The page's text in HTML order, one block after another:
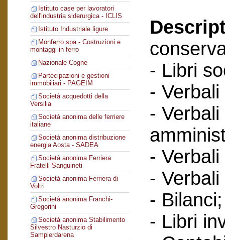
Istituto case per lavoratori
dell'industria siderurgica - ICLIS
Istituto Industriale ligure
Monferro spa - Costruzioni e
montaggi in ferro
Nazionale Cogne
Partecipazioni e gestioni
immobiliari - PAGEIM
Società acquedotti della
Versilia
Società anonima delle ferriere
italiane
Società anonima distribuzione
energia Aosta - SADEA
Società anonima Ferriera
Fratelli Sanguineti
Società anonima Ferriera di
Voltri
Società anonima Franchi-
Gregorini
Società anonima Stabilimento
Silvestro Nasturzio di
Sampierdarena
- Libri
-
-
-
-
- Bilanci;
- Libri